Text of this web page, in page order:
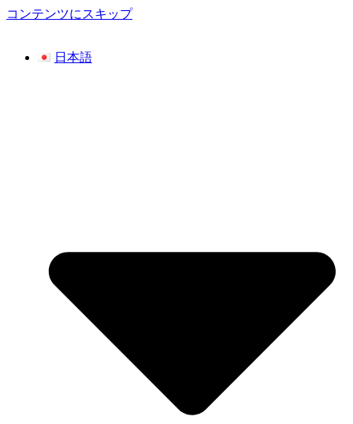
コンテンツにスキップ
日本語